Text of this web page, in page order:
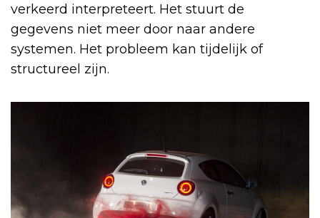
verkeerd interpreteert. Het stuurt de
gegevens niet meer door naar andere
systemen. Het probleem kan tijdelijk of
structureel zijn.